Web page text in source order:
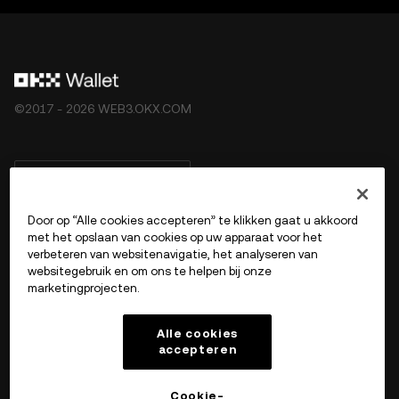
©2017 - 2026 WEB3.OKX.COM
Meer over OKX Web3
Door op “Alle cookies accepteren” te klikken gaat u akkoord
met het opslaan van cookies op uw apparaat voor het
verbeteren van websitenavigatie, het analyseren van
websitegebruik en om ons te helpen bij onze
marketingprojecten.
Alle cookies
accepteren
Cookie-